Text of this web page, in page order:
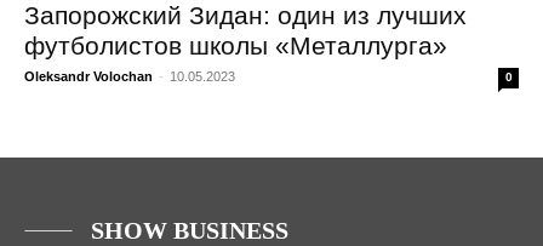
Запорожский Зидан: один из лучших
футболистов школы «Металлурга»
Oleksandr Volochan - 10.05.2023 0
SHOW BUSINESS